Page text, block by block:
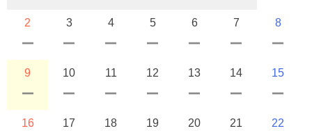
2 3 4 5 6 7 8
9 10 11 12 13 14 15
16 17 18 19 20 21 22